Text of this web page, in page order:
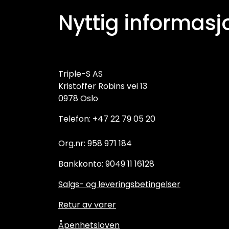
Nyttig
Triple-S AS
Kristoffer Robins vei 13
0978 Oslo
Telefon: +47 22 79 05 20
Org.nr: 958 971 184
Bankkonto: 9049 11 16128
Salgs- og leveringsbetingelser
Retur av varer
Åpenhetsloven